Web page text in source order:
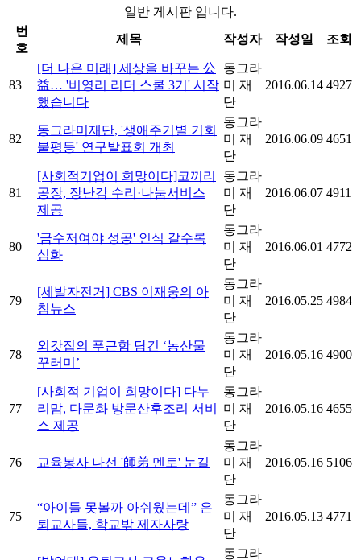
일반 게시판 입니다.
번
호
제목 작성자 작성일 조회
83
[더 나은 미래] 세상을 바꾸는 公
益… '비영리 리더 스쿨 3기' 시작
했습니다
동그라
미 재
단
2016.06.14 4927
82
동그라미재단, '생애주기별 기회
불평등' 연구발표회 개최
동그라
미 재
단
2016.06.09 4651
81
[사회적기업이 희망이다]코끼리
공장, 장난감 수리·나눔서비스
제공
동그라
미 재
단
2016.06.07 4911
80
'금수저여야 성공' 인식 갈수록
심화
동그라
미 재
단
2016.06.01 4772
79
[세발자전거] CBS 이재웅의 아
침뉴스
동그라
미 재
단
2016.05.25 4984
78
외갓집의 푸근함 담긴 ‘농산물
꾸러미’
동그라
미 재
단
2016.05.16 4900
77
[사회적 기업이 희망이다] 다누
리맘, 다문화 방문산후조리 서비
스 제공
동그라
미 재
단
2016.05.16 4655
76 교육봉사 나선 '師弟 멘토' 눈길
동그라
미 재
단
2016.05.16 5106
75
“아이들 못볼까 아쉬웠는데” 은
퇴교사들, 학교밖 제자사랑
동그라
미 재
단
2016.05.13 4771
동그라